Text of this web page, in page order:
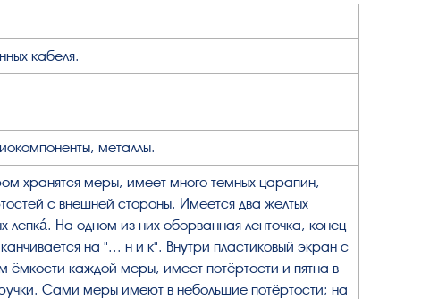
кабеля.
металлы.
хранятся меры, имеет много темных царапин,
с внешней стороны. Имеется два желтых
лепкá. На одном из них оборванная ленточка, конец
на "... н и к". Внутри пластиковый экран с
ёмкости каждой меры, имеет потёртости и пятна в
Сами меры имеют в небольшие потёртости; на